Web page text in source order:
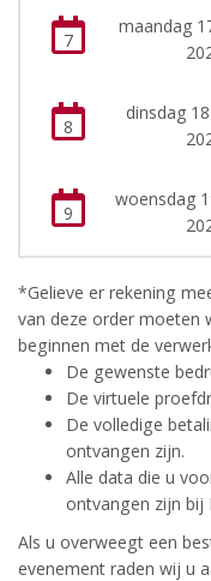
7
maandag
8
dinsdag
9
woensdag
*Gelieve er rekening
van deze order moeten
beginnen met de
De gewenste
De virtuele
De volledige
ontvangen zijn.
Alle data die u
ontvangen zijn bij
Als u overweegt een
evenement raden wij u